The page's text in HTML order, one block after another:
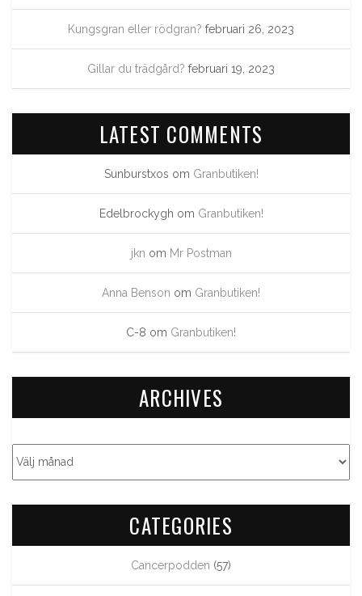
Kungsgran eller rödgran? februari 26, 2023
Gillar du trädgård? februari 19, 2023
LATEST COMMENTS
Sunburstxos om Granbutiken!
Edelbrockygh om Granbutiken!
jkn om Mr Postman
Anna Benson om Granbutiken!
C-8 om Granbutiken!
ARCHIVES
CATEGORIES
Cancerpodden (57)